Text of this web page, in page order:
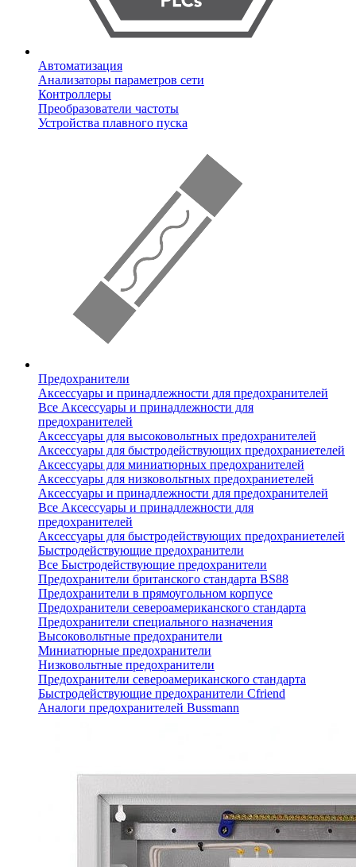
Автоматизация
Анализаторы параметров сети
Контроллеры
Преобразователи частоты
Устройства плавного пуска
Предохранители
Аксессуары и принадлежности для предохранителей
Все Аксессуары и принадлежности для
предохранителей
Аксессуары для высоковольтных предохранителей
Аксессуары для быстродействующих предохраниетелей
Аксессуары для миниатюрных предохранителей
Аксессуары для низковольтных предохраниетелей
Аксессуары и принадлежности для предохранителей
Все Аксессуары и принадлежности для
предохранителей
Аксессуары для быстродействующих предохраниетелей
Быстродействующие предохранители
Все Быстродействующие предохранители
Предохранители британского стандарта BS88
Предохранители в прямоугольном корпусе
Предохранители североамериканского стандарта
Предохранители специального назначения
Высоковольтные предохранители
Миниатюрные предохранители
Низковольтные предохранители
Предохранители североамериканского стандарта
Быстродействующие предохранители Cfriend
Аналоги предохранителей Bussmann